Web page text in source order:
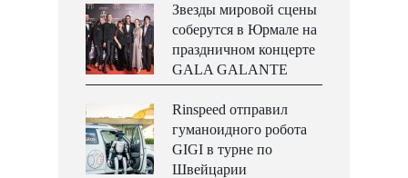
Звезды мировой сцены
соберутся в Юрмале на
праздничном концерте
GALA GALANTE
Rinspeed отправил
гуманоидного робота
GIGI в турне по
Швейцарии